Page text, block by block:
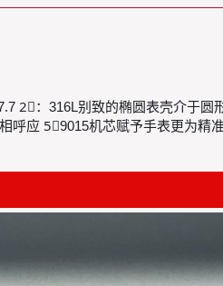
2⃣️：316L别致的椭圆表壳介于圆
应 5⃣️9015机芯赋予手表更为精